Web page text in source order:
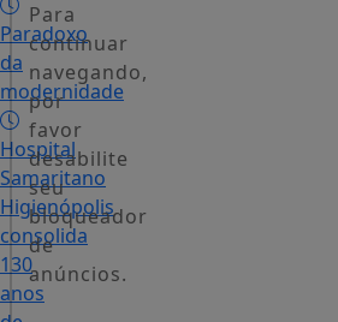
Paradoxo
da
modernidade
Hospital
Samaritano
Higienópolis
consolida
130
anos
Para
continuar
navegando,
por
favor
desabilite
seu
bloqueador
de
anúncios.